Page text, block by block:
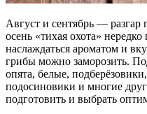
Август и сентябрь — разгар
осень «тихая охота»
наслаждаться ароматом и
грибы можно заморозить.
опята, белые,
подосиновики и многие
подготовить и выбрать